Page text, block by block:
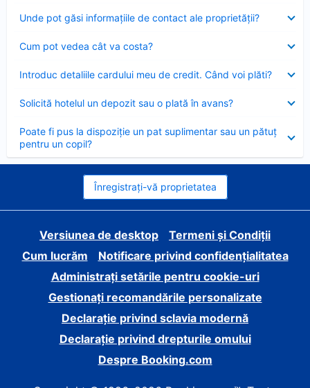
Unde pot găsi informațiile de contact ale proprietății?
închis
Cum pot vedea cât va costa?
închis
Introduc detaliile cardului meu de credit. Când voi plăti?
închis
Solicită hotelul un depozit sau o plată în avans?
închis
Poate fi pus la dispoziție un pat suplimentar sau un pătuț
pentru un copil?
închis
Înregistrați-vă proprietatea
Versiunea de desktop
Termeni și Condiții
Cum lucrăm
Notificare privind confidențialitatea
Administrați setările pentru cookie-uri
Gestionați recomandările personalizate
Declarație privind sclavia modernă
Declarație privind drepturile omului
Despre Booking.com